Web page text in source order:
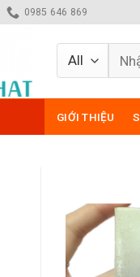
0985 646 869
GIỚI THIỆU